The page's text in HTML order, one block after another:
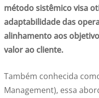
método sistêmico visa
adaptabilidade das
alinhamento aos
valor ao cliente.
Também conhecida
Management), essa